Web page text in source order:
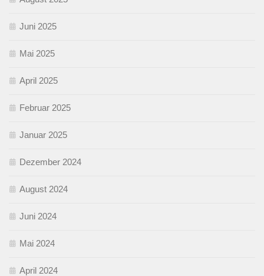
Juni 2025
Mai 2025
April 2025
Februar 2025
Januar 2025
Dezember 2024
August 2024
Juni 2024
Mai 2024
April 2024